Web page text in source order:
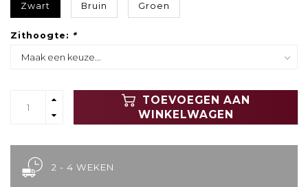
Zwart Bruin Groen
Zithoogte: *
TOEVOEGEN AAN
WINKELWAGEN
2 - 4 WEKEN